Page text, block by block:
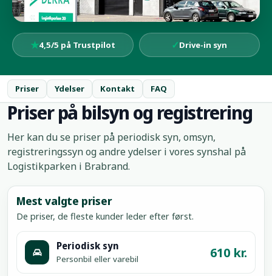
★4,5/5 på Trustpilot ✓Drive-in syn
Priser Ydelser Kontakt FAQ
Priser på bilsyn og registrering
Her kan du se priser på periodisk syn, omsyn,
registreringssyn og andre ydelser i vores synshal på
Logistikparken i Brabrand.
Mest valgte priser
De priser, de fleste kunder leder efter først.
Periodisk syn
Personbil eller varebil 610 kr.